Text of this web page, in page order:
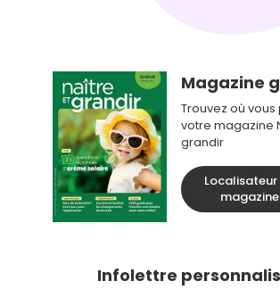
Magazine
Trouvez où
votre magazine
grandir
Localisateur
magazine
Infolettre